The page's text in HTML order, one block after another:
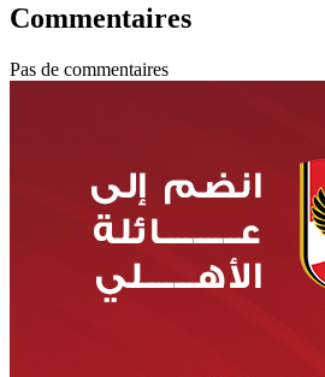
Commentaires
Pas de commentaires